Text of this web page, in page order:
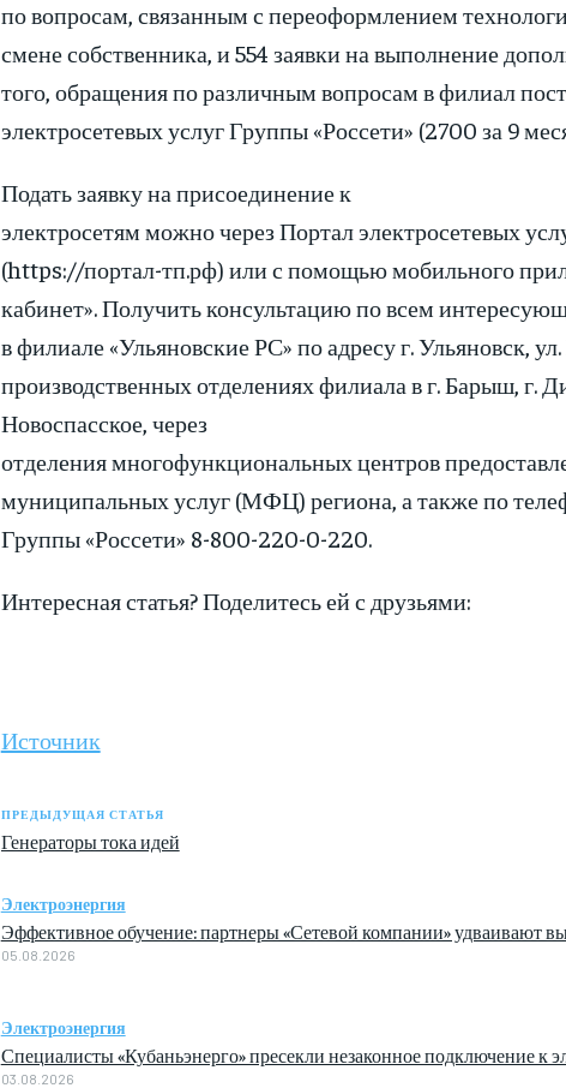
по вопросам, связанным с переоформлением
смене собственника, и 554 заявки на выполнение
того, обращения по различным вопросам в филиал
электросетевых услуг Группы «Россети» (2700 за 9
Подать заявку на присоединение к
электросетям можно через Портал электросетевых
(https://портал-тп.рф) или с помощью мобильного
кабинет». Получить консультацию по всем
в филиале «Ульяновские РС» по адресу г. Ульяновск,
производственных отделениях филиала в г. Барыш, г.
Новоспасское, через
отделения многофункциональных центров
муниципальных услуг (МФЦ) региона, а также по
Группы «Россети» 8-800-220-0-220.
Интересная статья? Поделитесь ей с друзьями:
Источник
ПРЕДЫДУЩАЯ СТАТЬЯ
Генераторы тока идей
Электроэнергия
Эффективное обучение: партнеры «Сетевой компании» удваивают
05.08.2026
Электроэнергия
Специалисты «Кубаньэнерго» пресекли незаконное подключение к
03.08.2026